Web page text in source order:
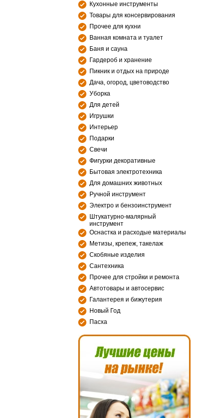
Кухонные инструменты
Товары для консервирования
Прочее для кухни
Ванная комната и туалет
Баня и сауна
Гардероб и хранение
Пикник и отдых на природе
Дача, огород, цветоводство
Уборка
Для детей
Игрушки
Интерьер
Подарки
Свечи
Фигурки декоративные
Бытовая электротехника
Для домашних животных
Ручной инструмент
Электро и бензоинструмент
Штукатурно-малярный
инструмент
Оснастка и расходые материалы
Метизы, крепеж, такелаж
Скобяные изделия
Сантехника
Прочее для стройки и ремонта
Автотовары и автосервис
Галантерея и бижутерия
Новый Год
Пасха